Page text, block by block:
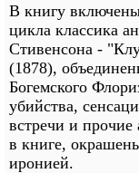
В книгу
цикла классика
Стивенсона -
(1878),
Богемского
убийства,
встречи и
в книге,
иронией.